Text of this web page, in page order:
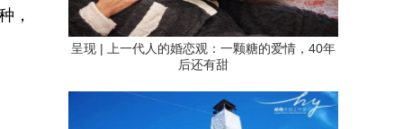
，
呈现 | 上一代人的婚恋观：一颗糖的爱情，40年
后还有甜